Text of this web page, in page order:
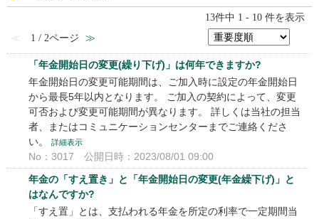
13件中 1 - 10 件を表示
≪
1 / 2ページ ≫
「年金開始日の変更(繰り下げ)」は何年できますか?
年金開始日の変更可能期間は、ご加入時に設定の年金開始日
から最長5年以内となります。 ご加入の契約によって、変更
可否および変更可能期間が異なります。 詳しくは当社の担当
者、またはコミュニケーションセンターまでご連絡くださ
い。
詳細表示
No：3017
公開日時：2023/08/01 09:00
年金の「すえ置き」と「年金開始日の変更(年金繰下げ)」と
はなんですか?
「すえ置」とは、支払われる年金を所定の利率で一定期間当